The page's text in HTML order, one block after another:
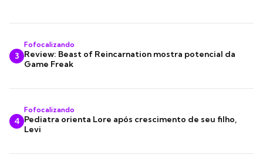
3
Fofocalizando
Review: Beast of Reincarnation mostra potencial da
Game Freak
4
Fofocalizando
Pediatra orienta Lore após crescimento de seu filho,
Levi